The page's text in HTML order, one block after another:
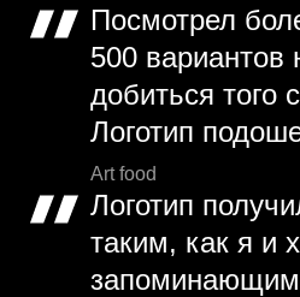
Посмотрел
500 вариантов
добиться того
Логотип
Art food
Логотип
таким, как я и